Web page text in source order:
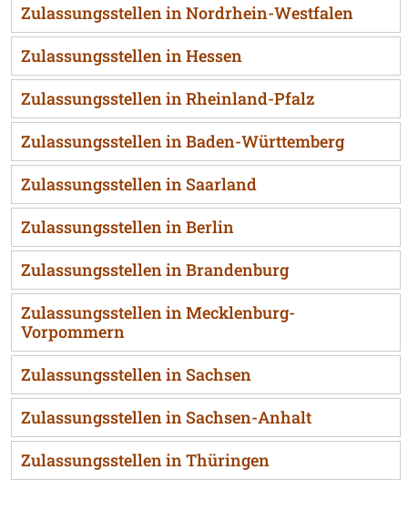
Zulassungsstellen in Nordrhein-Westfalen
Zulassungsstellen in Hessen
Zulassungsstellen in Rheinland-Pfalz
Zulassungsstellen in Baden-Württemberg
Zulassungsstellen in Saarland
Zulassungsstellen in Berlin
Zulassungsstellen in Brandenburg
Zulassungsstellen in Mecklenburg-
Vorpommern
Zulassungsstellen in Sachsen
Zulassungsstellen in Sachsen-Anhalt
Zulassungsstellen in Thüringen